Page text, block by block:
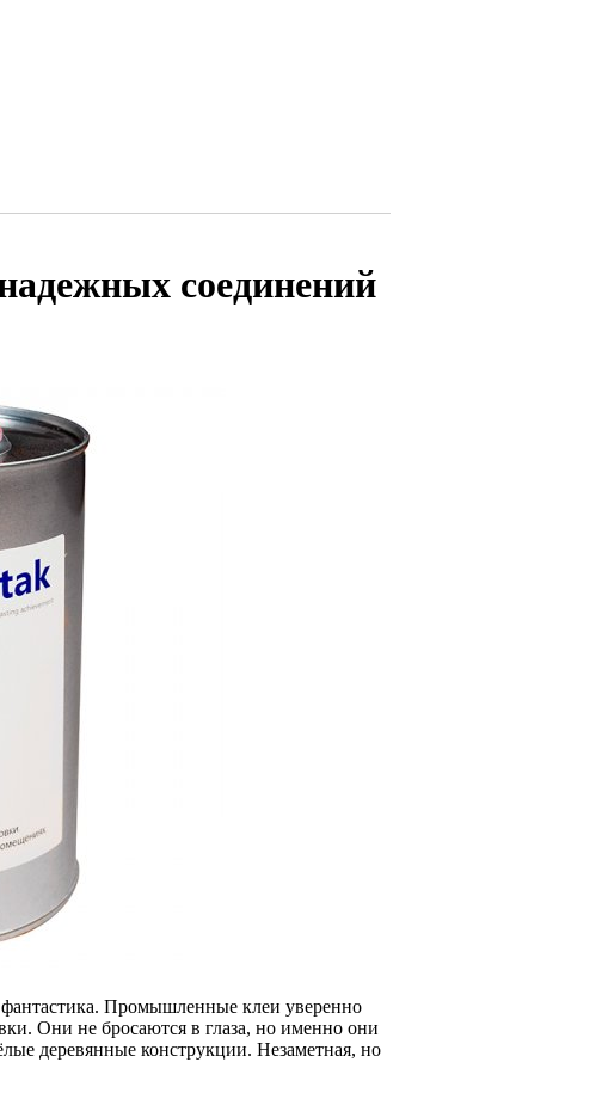
соединений
Промышленные клеи уверенно
Они не бросаются в глаза, но именно они
деревянные конструкции. Незаметная, но